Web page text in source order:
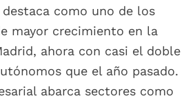
destaca como uno de los
mayor crecimiento en la
ahora con casi el doble
que el año pasado.
abarca sectores como